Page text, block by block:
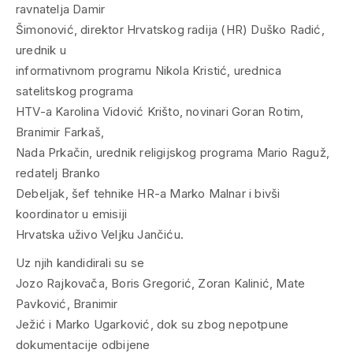
ravnatelja Damir
Šimonović, direktor Hrvatskog radija (HR) Duško Radić,
urednik u
informativnom programu Nikola Kristić, urednica
satelitskog programa
HTV-a Karolina Vidović Krišto, novinari Goran Rotim,
Branimir Farkaš,
Nada Prkačin, urednik religijskog programa Mario Raguž,
redatelj Branko
Debeljak, šef tehnike HR-a Marko Malnar i bivši
koordinator u emisiji
Hrvatska uživo Veljku Jančiću.
Uz njih kandidirali su se
Jozo Rajkovača, Boris Gregorić, Zoran Kalinić, Mate
Pavković, Branimir
Ježić i Marko Ugarković, dok su zbog nepotpune
dokumentacije odbijene